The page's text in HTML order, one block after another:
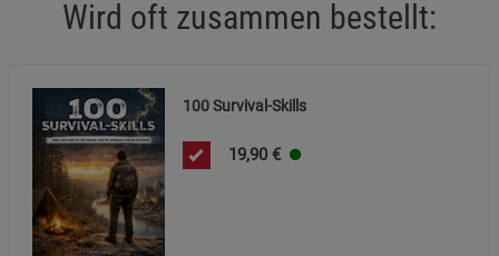
Wird oft zusammen bestellt:
100 Survival-Skills
19,90 €
Cookie-Informationen anzeigen
Marketing Cookies (3)
Beschreibung Marketing Cookies
Cookie-Informationen